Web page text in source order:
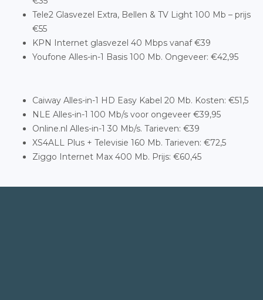
Tele2 Glasvezel Extra, Bellen & TV Light 100 Mb – prijs
€55
KPN Internet glasvezel 40 Mbps vanaf €39
Youfone Alles-in-1 Basis 100 Mb. Ongeveer: €42,95
Caiway Alles-in-1 HD Easy Kabel 20 Mb. Kosten: €51,5
NLE Alles-in-1 100 Mb/s voor ongeveer €39,95
Online.nl Alles-in-1 30 Mb/s. Tarieven: €39
XS4ALL Plus + Televisie 160 Mb. Tarieven: €72,5
Ziggo Internet Max 400 Mb. Prijs: €60,45